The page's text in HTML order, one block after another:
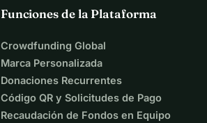
Funciones de la Plataforma
Crowdfunding Global
Marca Personalizada
Donaciones Recurrentes
Código QR y Solicitudes de Pago
Recaudación de Fondos en Equipo